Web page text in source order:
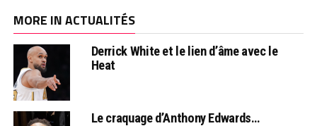
MORE IN ACTUALITÉS
Derrick White et le lien d’âme avec le
Heat
Le craquage d’Anthony Edwards…